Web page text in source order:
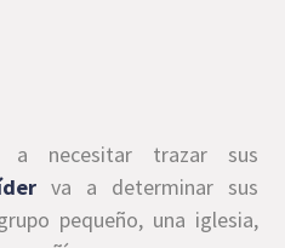
a necesitar trazar sus
va a determinar sus
pequeño, una iglesia,